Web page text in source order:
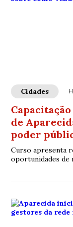
Cidades
de
poder
Curso apresenta
oportunidades de